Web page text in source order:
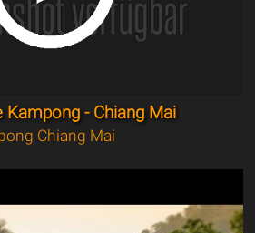
Kampong - Chiang Mai
Chiang Mai